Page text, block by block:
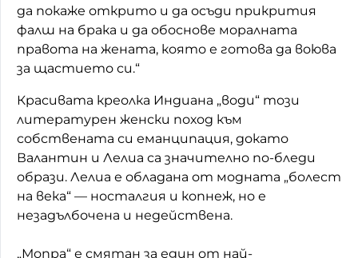
да покаже открито и да осъди прикрития
фалш на брака и да обоснове моралната
правота на жената, която е готова да воюва
за щастието си.“
Красивата креолка Индиана „води“ този
литературен женски поход към
собствената си еманципация, докато
Валантин и Лелиа са значително по-бледи
образи. Лелиа е обладана от модната „болест
на века“ — носталгия и копнеж, но е
незадълбочена и недействена.
„Мопра“ е смятан за един от най-